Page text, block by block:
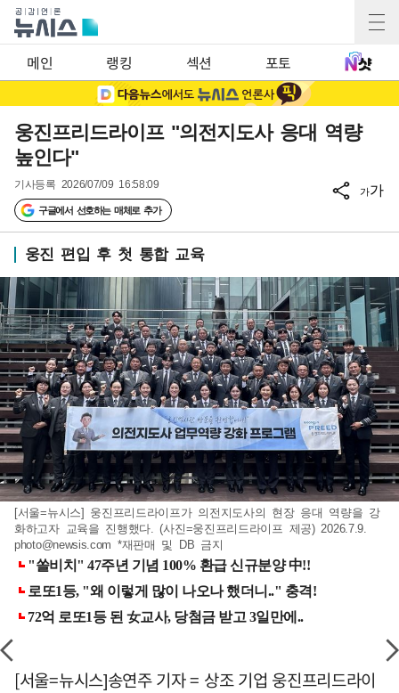
메인 랭킹 섹션 포토
웅진프리드라이프 "의전지도사 응대 역량
높인다"
기사등록 2026/07/09 16:58:09
구글에서 선호하는 매체로 추가
가가
웅진 편입 후 첫 통합 교육
[서울=뉴시스] 웅진프리드라이프가 의전지도사의 현장 응대 역량을 강
화하고자 교육을 진행했다. (사진=웅진프리드라이프 제공) 2026.7.9.
photo@newsis.com *재판매 및 DB 금지
[서울=뉴시스]송연주 기자 = 상조 기업 웅진프리드라이